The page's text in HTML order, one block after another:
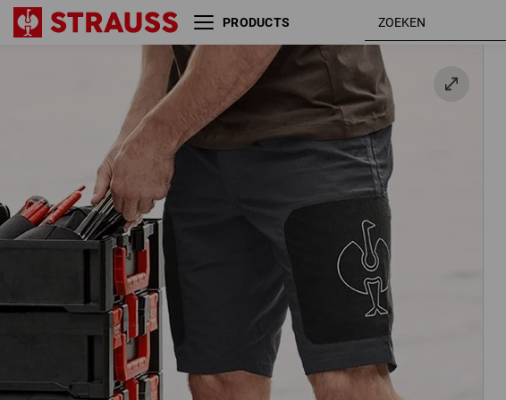
PRODUCTS
Short e.s.tool concept zwart 46